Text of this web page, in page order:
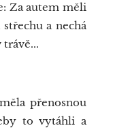
Za autem měli
a nechá
trávě...
přenosnou
to vytáhli a